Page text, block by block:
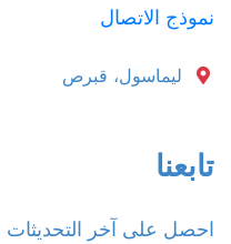
نموذج الاتصال
ليماسول، قبرص
تابعنا
احصل على آخر التحديثات